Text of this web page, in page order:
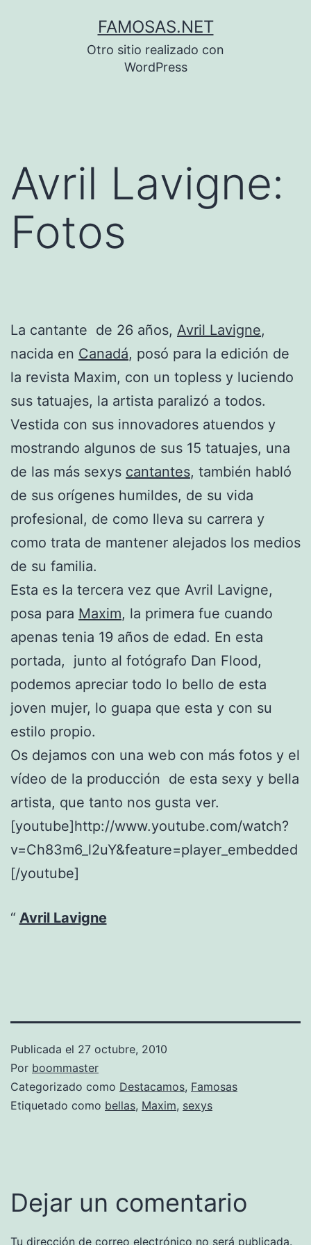
FAMOSAS.NET
Otro sitio realizado con
WordPress
Avril Lavigne:
Fotos
La cantante de 26 años, Avril Lavigne,
nacida en Canadá, posó para la edición de
la revista Maxim, con un topless y luciendo
sus tatuajes, la artista paralizó a todos.
Vestida con sus innovadores atuendos y
mostrando algunos de sus 15 tatuajes, una
de las más sexys cantantes, también habló
de sus orígenes humildes, de su vida
profesional, de como lleva su carrera y
como trata de mantener alejados los medios
de su familia.
Esta es la tercera vez que Avril Lavigne,
posa para Maxim, la primera fue cuando
apenas tenia 19 años de edad. En esta
portada, junto al fotógrafo Dan Flood,
podemos apreciar todo lo bello de esta
joven mujer, lo guapa que esta y con su
estilo propio.
Os dejamos con una web con más fotos y el
vídeo de la producción de esta sexy y bella
artista, que tanto nos gusta ver.
[youtube]http://www.youtube.com/watch?
v=Ch83m6_l2uY&feature=player_embedded
[/youtube]
Avril Lavigne
Publicada el 27 octubre, 2010
Por boommaster
Categorizado como Destacamos, Famosas
Etiquetado como bellas, Maxim, sexys
Dejar un comentario
Tu dirección de correo electrónico no será publicada.